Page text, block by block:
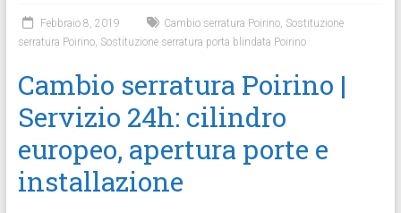
Febbraio 8, 2019 Cambio serratura Poirino, Sostituzione
serratura Poirino, Sostituzione serratura porta blindata Poirino
Cambio serratura Poirino |
Servizio 24h: cilindro
europeo, apertura porte e
installazione